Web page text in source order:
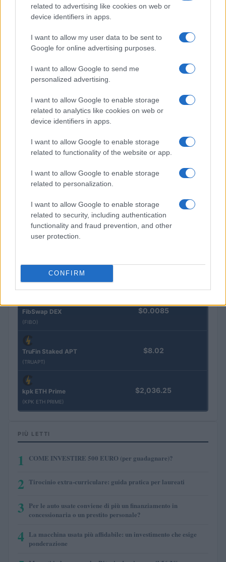
related to advertising like cookies on web or
device identifiers in apps.
I want to allow my user data to be sent to
Google for online advertising purposes.
I want to allow Google to send me
personalized advertising.
I want to allow Google to enable storage
related to analytics like cookies on web or
device identifiers in apps.
I want to allow Google to enable storage
related to functionality of the website or app.
I want to allow Google to enable storage
related to personalization.
I want to allow Google to enable storage
related to security, including authentication
functionality and fraud prevention, and other
user protection.
CONFIRM
Eureka Bridged PAX
Gold (Terra
BTC
Steakhouse EURCV
Morpho Vault
(STEAKEURCV)
$100,000,000,000,000.00
Epoch Island $0.032
(STINJ)
$3,407.11
(JDB)
FibSwap DEX
(FIBO)
$0.0085
TruFin Staked APT
(TRUAPT)
$8.02
kpk ETH Prime
(KPK ETH PRIME)
$2,036.25
PIÙ LETTI
1 COME INVESTIRE 500 EURO (per guadagnare)?
2 Tirocinio extra-curriculare: guida pratica per laureati
3 Per le auto usate conviene di più un finanziamento in
concessionaria o un prestito personale?
4 La macchina usata più affidabile: un investimento che esige
ponderazione